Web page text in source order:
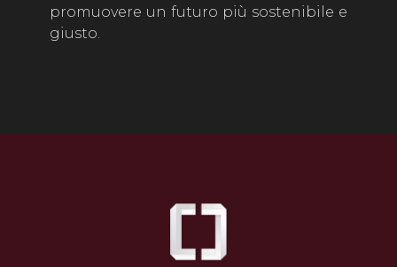
promuovere un futuro più sostenibile e
giusto.